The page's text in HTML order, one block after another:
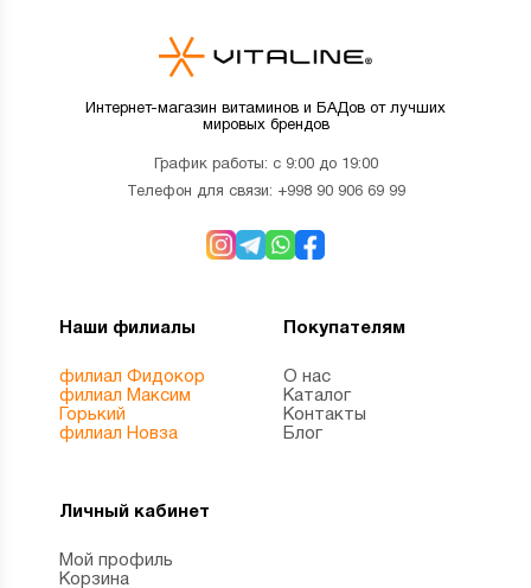
Интернет-магазин витаминов и БАДов от лучших
мировых брендов
График работы: с 9:00 до 19:00
Телефон для связи: +998 90 906 69 99
Наши филиалы
филиал Фидокор
филиал Максим
Горький
филиал Новза
Покупателям
О нас
Каталог
Контакты
Блог
Личный кабинет
Мой профиль
Корзина